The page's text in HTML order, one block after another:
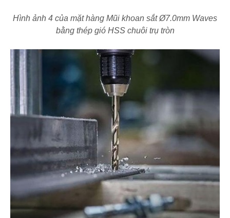
Hình ảnh 4 của mặt hàng Mũi khoan sắt Ø7.0mm Waves
bằng thép gió HSS chuôi trụ tròn